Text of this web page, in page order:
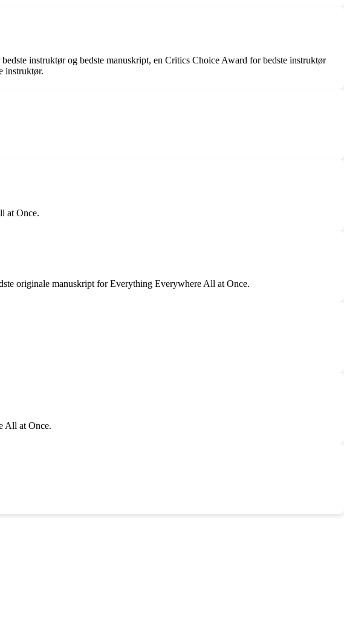
instruktør og bedste manuskript, en Critics Choice Award for bedste instruktør
instruktør.
at Once.
originale manuskript for Everything Everywhere All at Once.
All at Once.